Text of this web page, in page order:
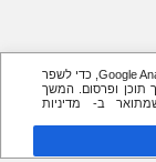
אנו משתמשים בעוגיות (Cookies) ובטכנולוגיות כמו Google Analytics, כדי לשפר
תוכן ופרסום. המשך
ב- מדיניות